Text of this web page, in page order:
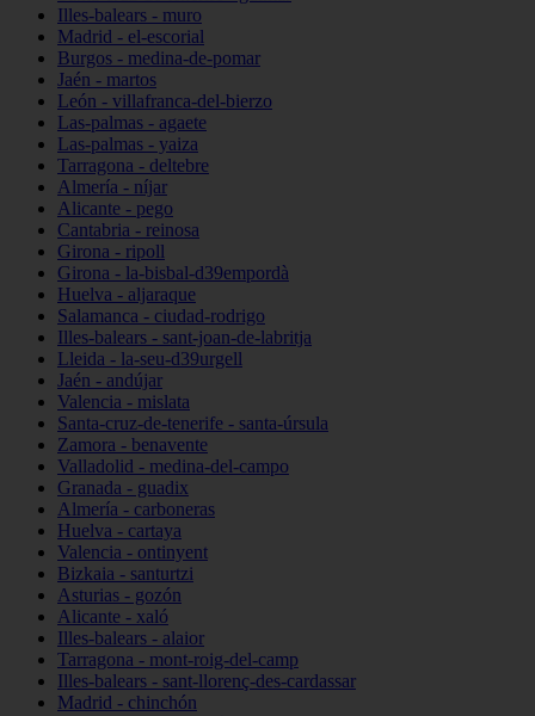
Illes-balears - muro
Madrid - el-escorial
Burgos - medina-de-pomar
Jaén - martos
León - villafranca-del-bierzo
Las-palmas - agaete
Las-palmas - yaiza
Tarragona - deltebre
Almería - níjar
Alicante - pego
Cantabria - reinosa
Girona - ripoll
Girona - la-bisbal-d39empordà
Huelva - aljaraque
Salamanca - ciudad-rodrigo
Illes-balears - sant-joan-de-labritja
Lleida - la-seu-d39urgell
Jaén - andújar
Valencia - mislata
Santa-cruz-de-tenerife - santa-úrsula
Zamora - benavente
Valladolid - medina-del-campo
Granada - guadix
Almería - carboneras
Huelva - cartaya
Valencia - ontinyent
Bizkaia - santurtzi
Asturias - gozón
Alicante - xaló
Illes-balears - alaior
Tarragona - mont-roig-del-camp
Illes-balears - sant-llorenç-des-cardassar
Madrid - chinchón